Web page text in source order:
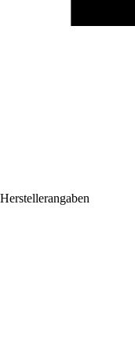
Herstellerangaben